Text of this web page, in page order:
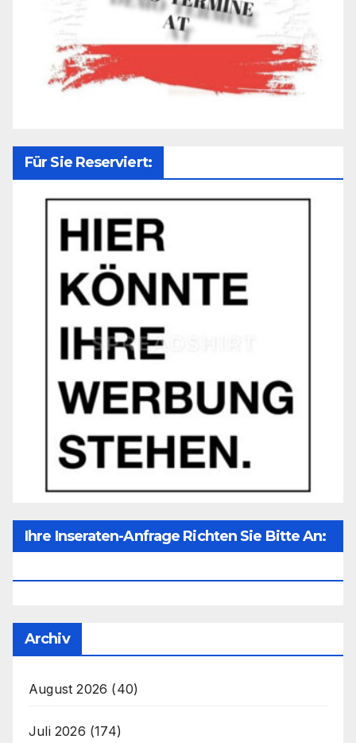
Für Sie Reserviert:
Ihre Inseraten-Anfrage Richten Sie Bitte An:
Archiv
August 2026 (40)
Juli 2026 (174)